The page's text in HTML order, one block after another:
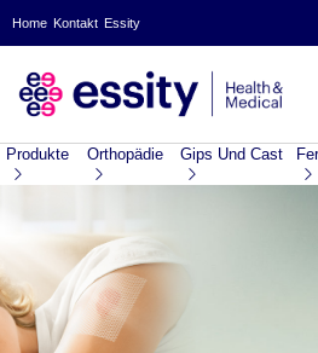
Home Kontakt Essity
Produkte Orthopädie Gips Und Cast